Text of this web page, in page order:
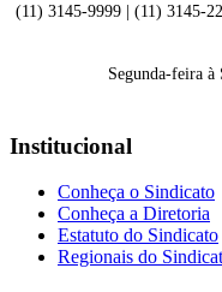
(11) 3145-9999 | (11) 3145-
Segunda-feira à
Institucional
Conheça o Sindicato
Conheça a Diretoria
Estatuto do Sindicato
Regionais do